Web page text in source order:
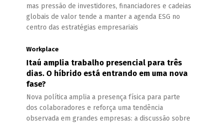
mas pressão de investidores, financiadores e cadeias
globais de valor tende a manter a agenda ESG no
centro das estratégias empresariais
Workplace
Itaú amplia trabalho presencial para três
dias. O híbrido está entrando em uma nova
fase?
Nova política amplia a presença física para parte
dos colaboradores e reforça uma tendência
observada em grandes empresas: a discussão sobre